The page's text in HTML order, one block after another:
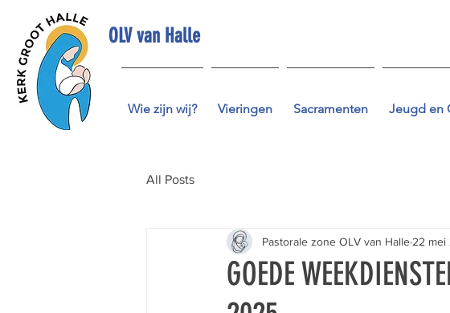
OLV van Halle
Wie zijn wij? Vieringen Sacramenten Jeugd en
All Posts
GOEDE
Pastorale zone OLV van Halle 22 mei